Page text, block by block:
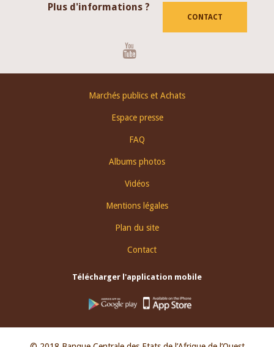
Plus d'informations ?
CONTACT
Marchés publics et Achats
Espace presse
FAQ
Albums photos
Vidéos
Mentions légales
Plan du site
Contact
Télécharger l'application mobile